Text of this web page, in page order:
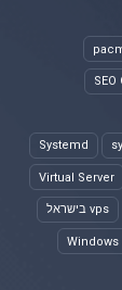
SEO
Systemd
Virtual Server
vps בישראל
Windows